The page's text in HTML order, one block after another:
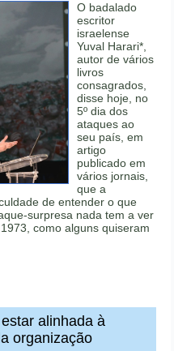
O badalado
escritor
israelense
Yuval Harari*,
autor de vários
livros
consagrados,
disse hoje, no
5º dia dos
ataques ao
seu país, em
artigo
publicado em
vários jornais,
que a
de entender o que
surpresa nada tem a ver
como alguns quiseram
alinhada à
organização